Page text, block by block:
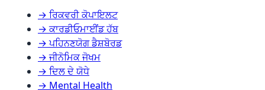
→ ਰਿਕਵਰੀ ਕੋਪਾਇਲਟ
→ ਕਾਰਡੀਓਮਾਈਂਡ ਹੱਬ
→ ਪਹਿਨਣਯੋਗ ਡੈਸ਼ਬੋਰਡ
→ ਜੀਨੋਮਿਕ ਜੋਖਮ
→ ਦਿਲ ਦੇ ਯੋਧੇ
→ Mental Health